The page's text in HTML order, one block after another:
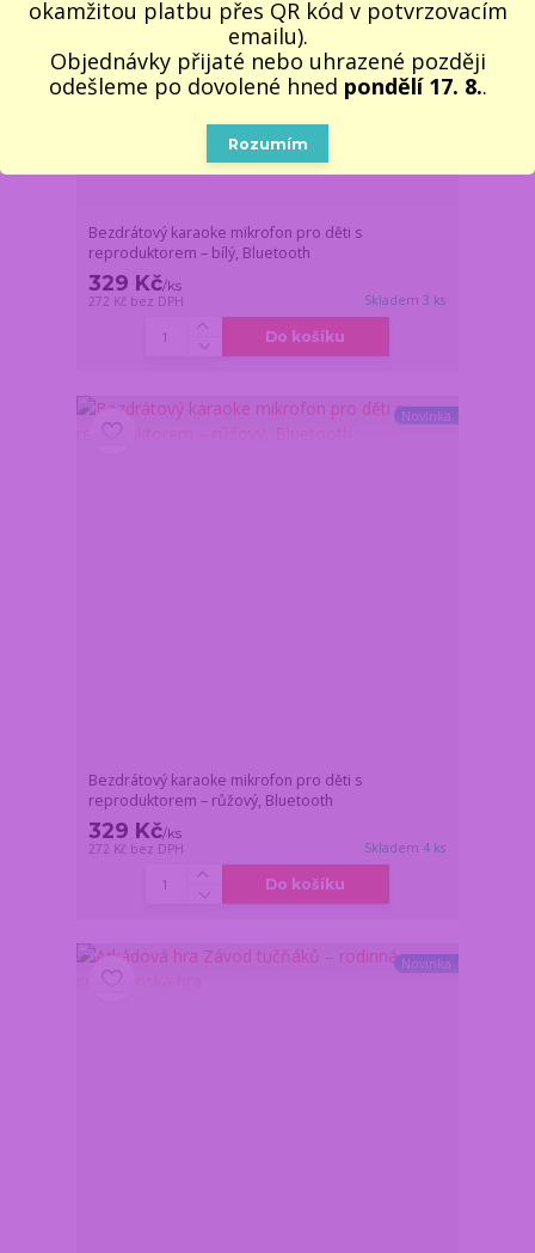
Bezdrátový karaoke mikrofon pro děti s
reproduktorem – bílý, Bluetooth
329 Kč/ks
272 Kč bez DPH Skladem 3 ks
Do košíku
Novinka
Bezdrátový karaoke mikrofon pro děti s
reproduktorem – růžový, Bluetooth
329 Kč/ks
272 Kč bez DPH Skladem 4 ks
Do košíku
Novinka
okamžitou platbu přes QR kód v potvrzovacím
emailu).
Objednávky přijaté nebo uhrazené později
odešleme po dovolené hned pondělí 17. 8..
Rozumím